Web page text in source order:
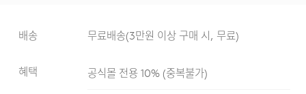
배송 무료배송(3만원 이상 구매 시, 무료)
혜택 공식몰 전용 10%(중복불가)